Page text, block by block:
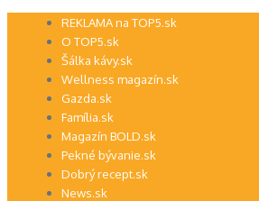
Preskočiť REKLAMA na TOP5.sk
O TOP5.sk
Šálka kávy.sk
Wellness magazín.sk
Gazda.sk
Família.sk
Magazín BOLD.sk
Pekné bývanie.sk
Dobrý recept.sk
News.sk